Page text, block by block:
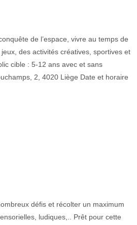
de l’espace, vivre au temps de
des activités créatives, sportives et
cible : 5-12 ans avec et sans
2, 4020 Liège Date et horaire
défis et récolter un maximum
ludiques,.. Prêt pour cette